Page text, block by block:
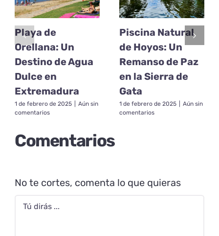
Playa de
Orellana: Un
Destino de Agua
Dulce en
Extremadura
1 de febrero de 2025
Aún sin
comentarios
Piscina Natural
de Hoyos: Un
Remanso de Paz
en la Sierra de
Gata
1 de febrero de 2025
Aún sin
comentarios
Comentarios
No te cortes, comenta lo que quieras
Comentario